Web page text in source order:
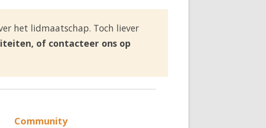
het lidmaatschap. Toch liever
of contacteer ons op
Community